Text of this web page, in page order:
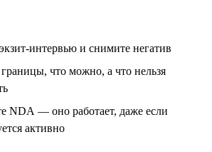
интервью и снимите негатив
границы, что можно, а что нельзя
NDA — оно работает, даже если
активно